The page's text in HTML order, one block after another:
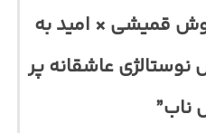
قمیشی × امید به
عاشقانه پر
ناب”